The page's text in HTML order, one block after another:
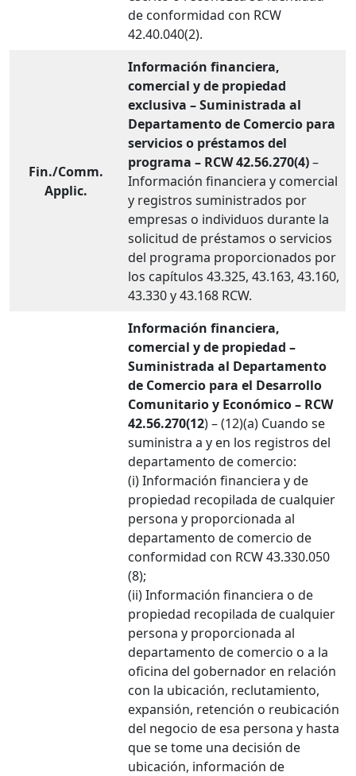
de conformidad con RCW
42.40.040(2).
Fin./Comm.
Applic.
Información financiera,
comercial y de propiedad
exclusiva – Suministrada al
Departamento de Comercio para
servicios o préstamos del
programa – RCW 42.56.270(4)–
Información financiera y comercial
y registros suministrados por
empresas o individuos durante la
solicitud de préstamos o servicios
del programa proporcionados por
los capítulos 43.325, 43.163, 43.160,
43.330 y 43.168 RCW.
Información financiera,
comercial y de propiedad –
Suministrada al Departamento
de Comercio para el Desarrollo
Comunitario y Económico – RCW
42.56.270(12) – (12)(a) Cuando se
suministra a y en los registros del
departamento de comercio:
(i) Información financiera y de
propiedad recopilada de cualquier
persona y proporcionada al
departamento de comercio de
conformidad con RCW 43.330.050
(8);
(ii) Información financiera o de
propiedad recopilada de cualquier
persona y proporcionada al
departamento de comercio o a la
oficina del gobernador en relación
con la ubicación, reclutamiento,
expansión, retención o reubicación
del negocio de esa persona y hasta
que se tome una decisión de
ubicación, información de